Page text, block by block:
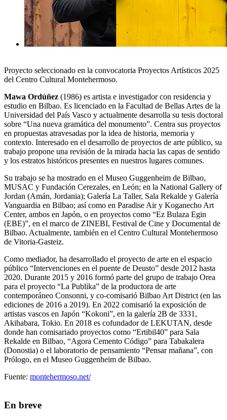
Proyecto seleccionado en la convocatoria Proyectos Artísticos 2025
del Centro Cultural Montehermoso.
Mawa Ordúñez (1986) es artista e investigador con residencia y
estudio en Bilbao. Es licenciado en la Facultad de Bellas Artes de la
Universidad del País Vasco y actualmente desarrolla su tesis doctoral
sobre “Una nueva gramática del monumento”. Centra sus proyectos
en propuestas atravesadas por la idea de historia, memoria y
contexto. Interesado en el desarrollo de proyectos de arte público, su
trabajo propone una revisión de la mirada hacia las capas de sentido
y los estratos históricos presentes en nuestros lugares comunes.
Su trabajo se ha mostrado en el Museo Guggenheim de Bilbao,
MUSAC y Fundación Cerezales, en León; en la National Gallery of
Jordan (Amán, Jordania); Galería La Taller, Sala Rekalde y Galería
Vanguardia en Bilbao; así como en Paradise Air y Koganecho Art
Center, ambos en Japón, o en proyectos como “Ez Bulaza Egin
(EBE)”, en el marco de ZINEBI, Festival de Cine y Documental de
Bilbao. Actualmente, también en el Centro Cultural Montehermoso
de Vitoria-Gasteiz.
Como mediador, ha desarrollado el proyecto de arte en el espacio
público “Intervenciones en el puente de Deusto” desde 2012 hasta
2020. Durante 2015 y 2016 formó parte del grupo de trabajo Orea
para el proyecto “La Publika” de la productora de arte
contemporáneo Consonni, y co-comisarió Bilbao Art District (en las
ediciones de 2016 a 2019). En 2022 comisarió la exposición de
artistas vascos en Japón “Kokoni”, en la galería 2B de 3331,
Akihabara, Tokio. En 2018 es cofundador de LEKUTAN, desde
donde han comisariado proyectos como “Ertibil40” para Sala
Rekalde en Bilbao, “Agora Cemento Código” para Tabakalera
(Donostia) o el laboratorio de pensamiento “Pensar mañana”, con
Prólogo, en el Museo Guggenheim de Bilbao.
Fuente: montehermoso.net/
En breve